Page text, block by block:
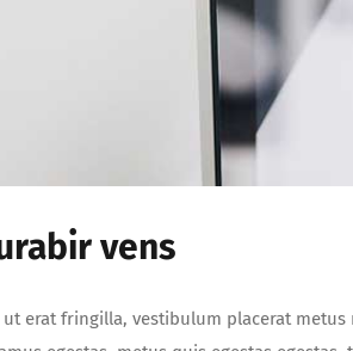
vens
erat fringilla, vestibulum placerat